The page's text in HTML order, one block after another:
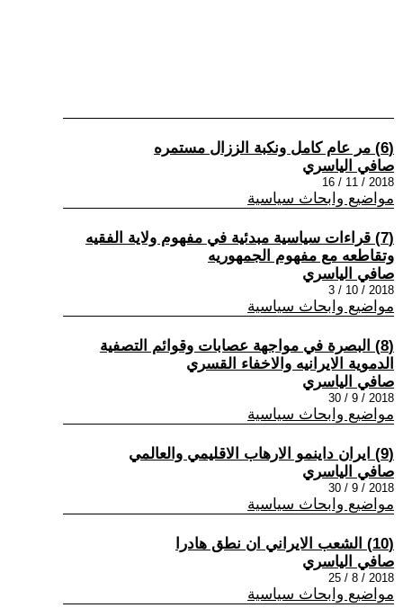
(6) مر عام كامل ونكبة الززال مستمره
صافي الياسري
2018 / 11 / 16
مواضيع وابحاث سياسية
(7) قراءات سياسية مبدئية في مفهوم ولاية الفقيه
وتقاطعه مع مفهوم الجمهوريه
صافي الياسري
2018 / 10 / 3
مواضيع وابحاث سياسية
(8) البصرة في مواجهة عصابات وقوائم التصفية
الدموية الايرانيه والاخفاء القسري
صافي الياسري
2018 / 9 / 30
مواضيع وابحاث سياسية
(9) ايران داينمو الارهاب الاقليمي والعالمي
صافي الياسري
2018 / 9 / 30
مواضيع وابحاث سياسية
(10) الشعب الايراني ان نطق هادرا
صافي الياسري
2018 / 8 / 25
مواضيع وابحاث سياسية